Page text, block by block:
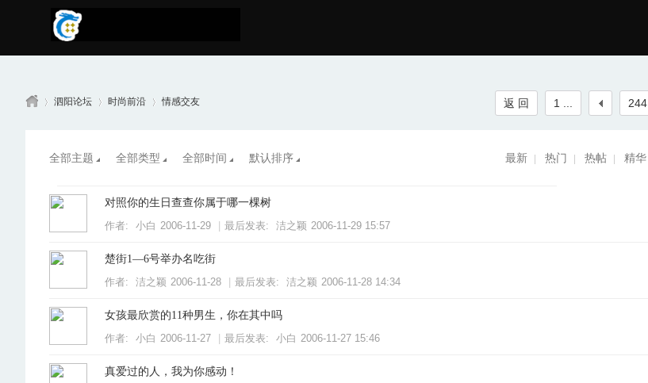
泗阳论坛 时尚前沿 情感交友 1 ... 244
返 回
全部主题 全部类型 全部时间 默认排序 最新 热门 热帖 精华
对照你的生日查查你属于哪一棵树
作者:
小白 2006-11-29 最后发表: 洁之颖 2006-11-29 15:57
楚街1—6号举办名吃街
作者:
洁之颖 2006-11-28 最后发表: 洁之颖 2006-11-28 14:34
女孩最欣赏的11种男生，你在其中吗
作者:
小白 2006-11-27 最后发表: 小白 2006-11-27 15:46
真爱过的人，我为你感动！